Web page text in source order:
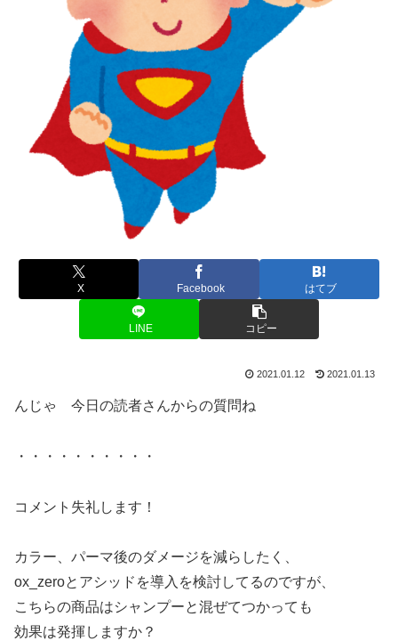
X Facebook はてブ
LINE コピー
2021.01.12 2021.01.13
んじゃ 今日の読者さんからの質問ね
・・・・・・・・・・
コメント失礼します！
カラー、パーマ後のダメージを減らしたく、
ox_zeroとアシッドを導入を検討してるのですが、
こちらの商品はシャンプーと混ぜてつかっても
効果は発揮しますか？